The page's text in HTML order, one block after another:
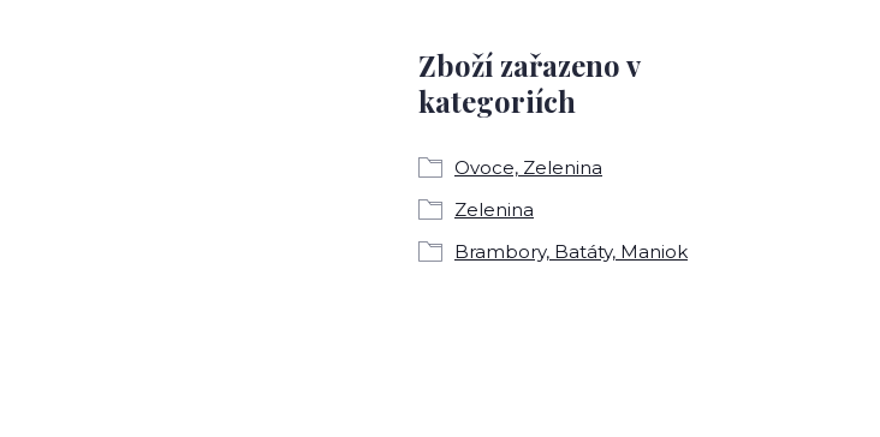
Zboží zařazeno v
kategoriích
Ovoce, Zelenina
Zelenina
Brambory, Batáty, Maniok